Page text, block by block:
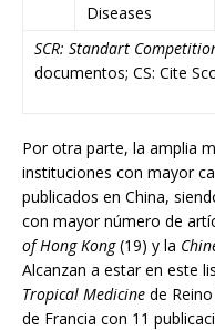
Diseases
SCR: Standart
documentos; CS: Cite
Por otra parte, la amplia
instituciones con mayor
publicados en China,
con mayor número de
of Hong Kong(19) y la
Alcanzan a estar en este
Tropical Medicine de
de Francia con 11